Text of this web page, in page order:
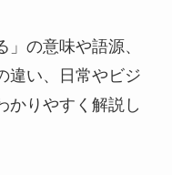
の意味や語源、
違い、日常やビジ
かりやすく解説し